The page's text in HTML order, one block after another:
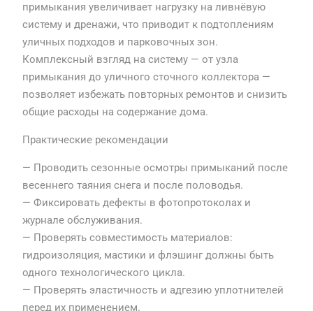
примыкания увеличивает нагрузку на ливнёвую
систему и дренажи, что приводит к подтоплениям
уличных подходов и парковочных зон.
Комплексный взгляд на систему — от узла
примыкания до уличного сточного коллектора —
позволяет избежать повторных ремонтов и снизить
общие расходы на содержание дома.
Практические рекомендации
— Проводить сезонные осмотры примыканий после
весеннего таяния снега и после половодья.
— Фиксировать дефекты в фотопротоколах и
журнале обслуживания.
— Проверять совместимость материалов:
гидроизоляция, мастики и флэшинг должны быть
одного технологического цикла.
— Проверять эластичность и адгезию уплотнителей
перед их применением.